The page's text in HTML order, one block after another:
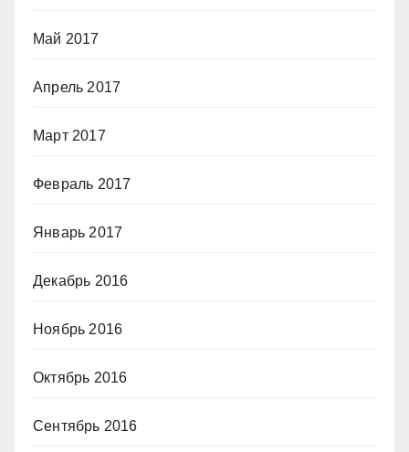
Май 2017
Апрель 2017
Март 2017
Февраль 2017
Январь 2017
Декабрь 2016
Ноябрь 2016
Октябрь 2016
Сентябрь 2016